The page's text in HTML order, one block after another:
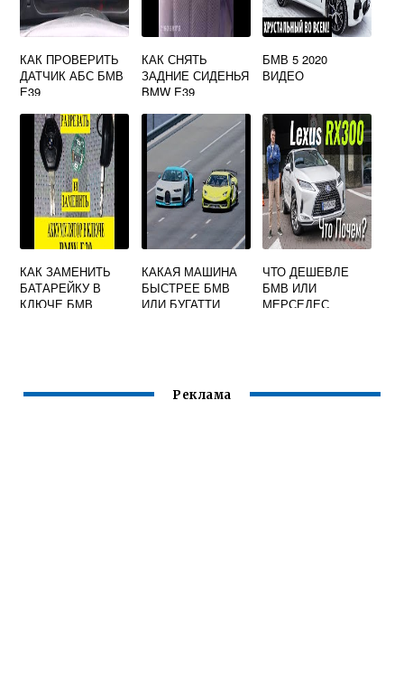
КАК ПРОВЕРИТЬ
ДАТЧИК АБС БМВ
Е39
КАК СНЯТЬ
ЗАДНИЕ СИДЕНЬЯ
BMW E39
БМВ 5 2020
ВИДЕО
КАК ЗАМЕНИТЬ
БАТАРЕЙКУ В
КЛЮЧЕ БМВ
КАКАЯ МАШИНА
БЫСТРЕЕ БМВ
ИЛИ БУГАТТИ
ЧТО ДЕШЕВЛЕ
БМВ ИЛИ
МЕРСЕДЕС
Реклама